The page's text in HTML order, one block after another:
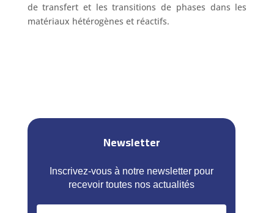
de transfert et les transitions de phases dans les
matériaux hétérogènes et réactifs.
Newsletter
Inscrivez-vous à notre newsletter pour
recevoir toutes nos actualités